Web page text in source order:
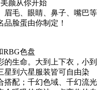
颜从你开始
眉毛、眼睛、鼻子、嘴巴等
脸蛋由你制定！
色盘
生命。大到上下衣，小到
星到六星服装皆可自由染
搭配；千幻色域、千幻流光